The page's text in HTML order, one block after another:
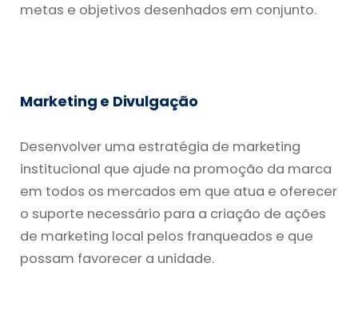
metas e objetivos desenhados em conjunto.
Marketing e Divulgação
Desenvolver uma estratégia de marketing
institucional que ajude na promoção da marca
em todos os mercados em que atua e oferecer
o suporte necessário para a criação de ações
de marketing local pelos franqueados e que
possam favorecer a unidade.